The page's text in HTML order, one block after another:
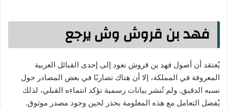
فهد بن قروش وش يرجع
يُعتقد أن أصول فهد بن قروش تعود إلى إحدى القبائل العربية
المعروفة في المملكة، إلا أن هناك تضاربًا في بعض المصادر حول
نسبه الدقيق. ولم تُنشر بيانات رسمية تؤكد انتماءه القبلي، لذلك
يُفضل التعامل مع هذه المعلومة بحذر لحين وجود مصدر موثوق.